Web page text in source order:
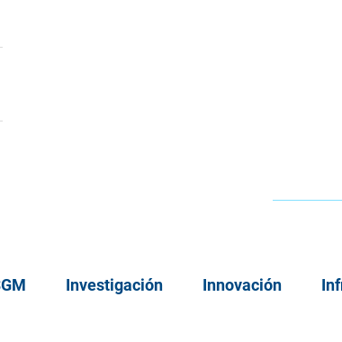
Investigación Innovación